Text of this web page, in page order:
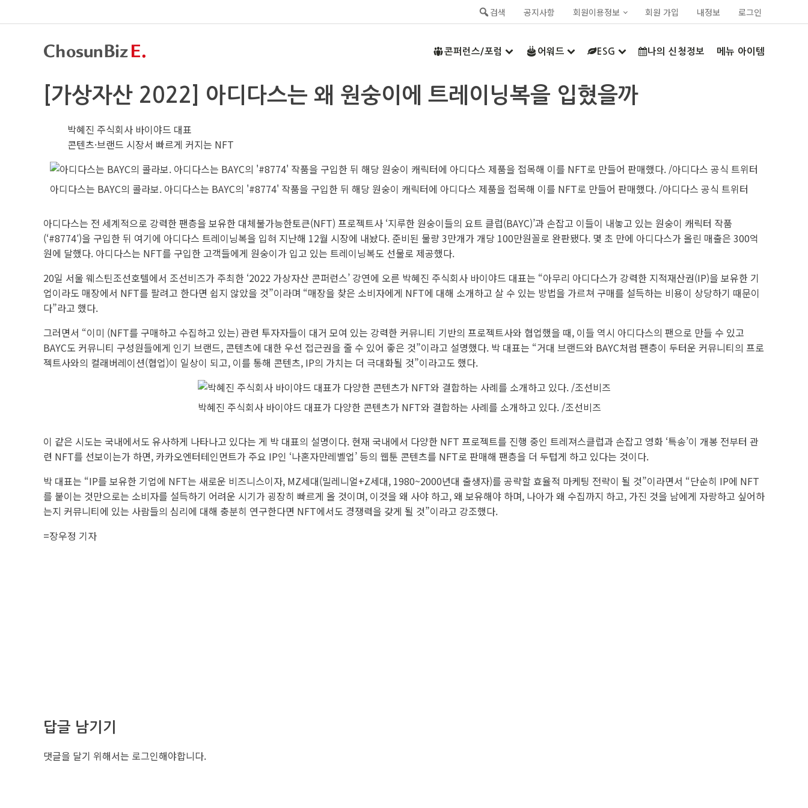
검색 공지사항 회원이용정보 회원 가입 내정보 로그인
콘퍼런스/포럼 어워드 ESG 나의 신청정보 메뉴 아이템
[가상자산 2022] 아디다스는 왜 원숭이에 트레이닝복을 입혔을까
박혜진 주식회사 바이야드 대표
콘텐츠·브랜드 시장서 빠르게 커지는 NFT
아디다스는 BAYC의 콜라보. 아디다스는 BAYC의 '#8774' 작품을 구입한 뒤 해당 원숭이 캐릭터에 아디다스 제품을 접목해 이를 NFT로 만들어 판매했다. /아디다스 공식 트위터
아디다스는 전 세계적으로 강력한 팬층을 보유한 대체불가능한토큰(NFT) 프로젝트사 ‘지루한 원숭이들의 요트 클럽(BAYC)’과 손잡고 이들이 내놓고 있는 원숭이 캐릭터 작품
(‘#8774′)을 구입한 뒤 여기에 아디다스 트레이닝복을 입혀 지난해 12월 시장에 내놨다. 준비된 물량 3만개가 개당 100만원꼴로 완판됐다. 몇 초 만에 아디다스가 올린 매출은 300억
원에 달했다. 아디다스는 NFT를 구입한 고객들에게 원숭이가 입고 있는 트레이닝복도 선물로 제공했다.
20일 서울 웨스틴조선호텔에서 조선비즈가 주최한 ‘2022 가상자산 콘퍼런스’ 강연에 오른 박혜진 주식회사 바이야드 대표는 “아무리 아디다스가 강력한 지적재산권(IP)을 보유한 기
업이라도 매장에서 NFT를 팔려고 한다면 쉽지 않았을 것”이라며 “매장을 찾은 소비자에게 NFT에 대해 소개하고 살 수 있는 방법을 가르쳐 구매를 설득하는 비용이 상당하기 때문이
다”라고 했다.
그러면서 “이미 (NFT를 구매하고 수집하고 있는) 관련 투자자들이 대거 모여 있는 강력한 커뮤니티 기반의 프로젝트사와 협업했을 때, 이들 역시 아디다스의 팬으로 만들 수 있고
BAYC도 커뮤니티 구성원들에게 인기 브랜드, 콘텐츠에 대한 우선 접근권을 줄 수 있어 좋은 것”이라고 설명했다. 박 대표는 “거대 브랜드와 BAYC처럼 팬층이 두터운 커뮤니티의 프로
젝트사와의 컬래버레이션(협업)이 일상이 되고, 이를 통해 콘텐츠, IP의 가치는 더 극대화될 것”이라고도 했다.
박혜진 주식회사 바이야드 대표가 다양한 콘텐츠가 NFT와 결합하는 사례를 소개하고 있다. /조선비즈
이 같은 시도는 국내에서도 유사하게 나타나고 있다는 게 박 대표의 설명이다. 현재 국내에서 다양한 NFT 프로젝트를 진행 중인 트레져스클럽과 손잡고 영화 ‘특송’이 개봉 전부터 관
련 NFT를 선보이는가 하면, 카카오엔터테인먼트가 주요 IP인 ‘나혼자만레벨업’ 등의 웹툰 콘텐츠를 NFT로 판매해 팬층을 더 두텁게 하고 있다는 것이다.
박 대표는 “IP를 보유한 기업에 NFT는 새로운 비즈니스이자, MZ세대(밀레니얼+Z세대, 1980~2000년대 출생자)를 공략할 효율적 마케팅 전략이 될 것”이라면서 “단순히 IP에 NFT
를 붙이는 것만으로는 소비자를 설득하기 어려운 시기가 굉장히 빠르게 올 것이며, 이것을 왜 사야 하고, 왜 보유해야 하며, 나아가 왜 수집까지 하고, 가진 것을 남에게 자랑하고 싶어하
는지 커뮤니티에 있는 사람들의 심리에 대해 충분히 연구한다면 NFT에서도 경쟁력을 갖게 될 것”이라고 강조했다.
=장우정 기자
답글 남기기
댓글을 달기 위해서는 로그인해야합니다.